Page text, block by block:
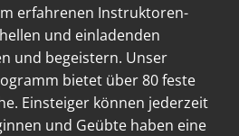
erfahrenen Instruktoren-
und einladenden
und begeistern. Unser
bietet über 80 feste
Einsteiger können jederzeit
und Geübte haben eine